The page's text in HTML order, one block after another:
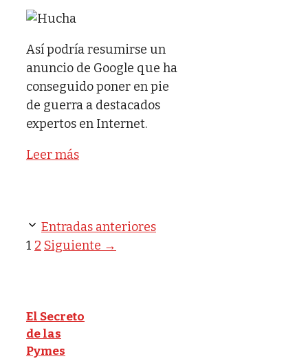
Así podría resumirse un
anuncio de Google que ha
conseguido poner en pie
de guerra a destacados
expertos en Internet.
Leer más
Entradas anteriores
Página
1 Página
2 Siguiente →
El Secreto
de las
Pymes